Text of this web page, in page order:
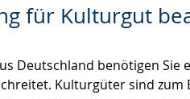
für Kulturgut
Deutschland benötigen
Kulturgüter sind zum